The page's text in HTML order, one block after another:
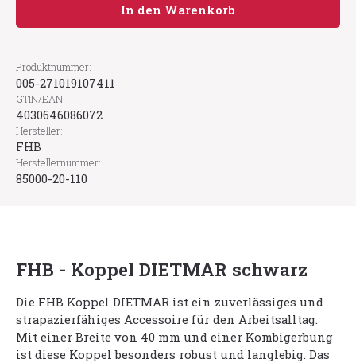
In den Warenkorb
Produktnummer:
005-271019107411
GTIN/EAN:
4030646086072
Hersteller:
FHB
Herstellernummer:
85000-20-110
FHB - Koppel DIETMAR schwarz
Die FHB Koppel DIETMAR ist ein zuverlässiges und
strapazierfähiges Accessoire für den Arbeitsalltag.
Mit einer Breite von 40 mm und einer Kombigerbung
ist diese Koppel besonders robust und langlebig. Das